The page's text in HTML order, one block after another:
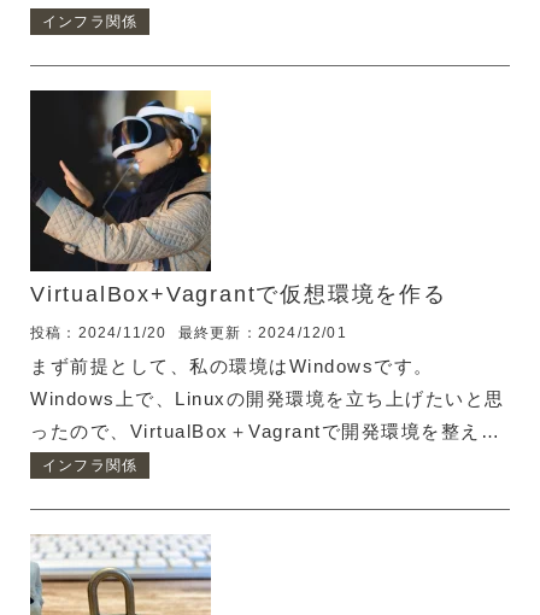
ドとは Microsoft Learnによると、「WSL」は
ページにこんな記述が・・・何かあったのかな・・・
WSLのバージョンについて WSLにはバージョンがあ
って、WSL1とWSL2が存在しているようです。これ
らの違いは内部の仕組みがだいぶ違っているようで、
用途によって使い分ける必要がありそうです。 WSL1
はVMWareやVirtualBoxなどでLinux...
インフラ関係
VirtualBox+Vagrantで仮想環境を作る
投稿：2024/11/20 最終更新：2024/12/01
まず前提として、私の環境はWindowsです。
Windows上で、Linuxの開発環境を立ち上げたいと思
ったので、VirtualBox＋Vagrantで開発環境を整えま
す。 1.VirtualBoxをインストールします VirtualBox
す。
https://www.oracle.com/jp/virtualization/
downloads.html 2.Vagrantをインストールします
インフラ関係